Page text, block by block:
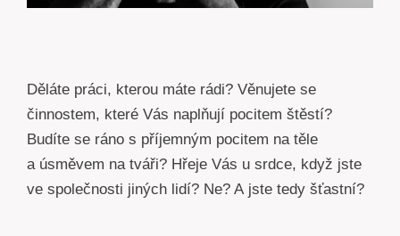
Děláte práci, kterou máte rádi? Věnujete se
činnostem, které Vás naplňují pocitem štěstí?
Budíte se ráno s příjemným pocitem na těle
a úsměvem na tváři? Hřeje Vás u srdce, když jste
ve společnosti jiných lidí? Ne? A jste tedy šťastní?